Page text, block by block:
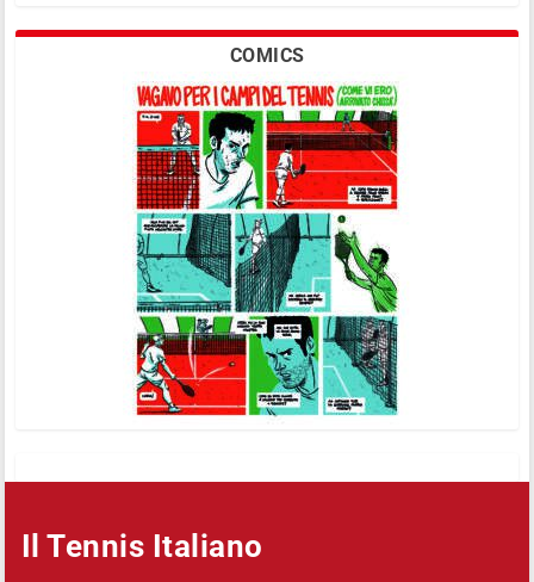
COMICS
Il Tennis Italiano